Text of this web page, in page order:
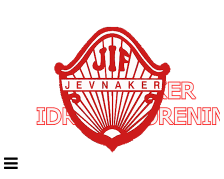
Veksle
navigasjon